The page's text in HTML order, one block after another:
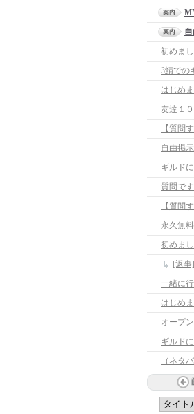
初めま
3鯖での
はじめ
友達１
【質問
自由掲
ギルド
質問です
【質問
永久無
初めま
一緒に
はじめ
オープ
ギルド
（ネタ